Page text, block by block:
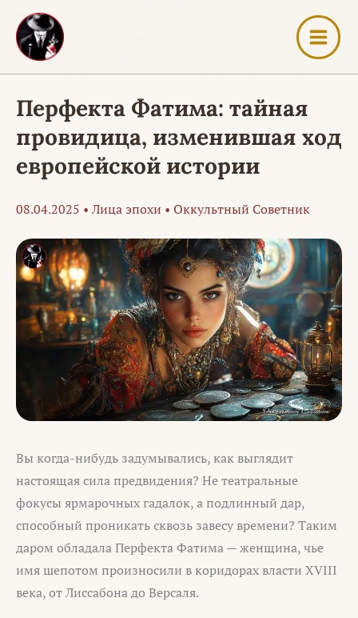
Перейти
содержимому
Перфекта Фатима: тайная
провидица, изменившая ход
европейской истории
08.04.2025 • Лица эпохи • Оккультный Советник
Вы когда-нибудь задумывались, как выглядит
настоящая сила предвидения? Не театральные
фокусы ярмарочных гадалок, а подлинный дар,
способный проникать сквозь завесу времени? Таким
даром обладала Перфекта Фатима — женщина, чье
имя шепотом произносили в коридорах власти XVIII
века, от Лиссабона до Версаля.